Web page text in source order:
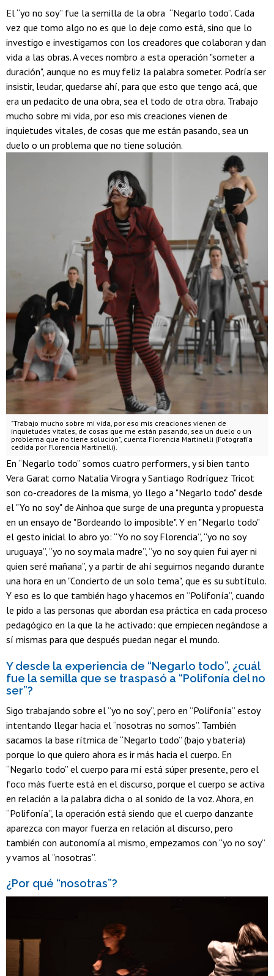
El “yo no soy” fue la semilla de la obra “Negarlo todo”. Cada
vez que tomo algo no es que lo deje como está, sino que lo
investigo e investigamos con los creadores que colaboran y dan
vida a las obras. A veces nombro a esta operación "someter a
duración", aunque no es muy feliz la palabra someter. Podría ser
insistir, leudar, quedarse ahí, para que esto que tengo acá, que
era un pedacito de una obra, sea el todo de otra obra. Trabajo
mucho sobre mi vida, por eso mis creaciones vienen de
inquietudes vitales, de cosas que me están pasando, sea un
duelo o un problema que no tiene solución.
"Trabajo mucho sobre mi vida, por eso mis creaciones vienen de
inquietudes vitales, de cosas que me están pasando, sea un duelo o un
problema que no tiene solución", cuenta Florencia Martinelli (Fotografía
cedida por Florencia Martinelli).
En “Negarlo todo” somos cuatro performers, y si bien tanto
Vera Garat como Natalia Virogra y Santiago Rodríguez Tricot
son co-creadores de la misma, yo llego a "Negarlo todo" desde
el "Yo no soy" de Ainhoa que surge de una pregunta y propuesta
en un ensayo de "Bordeando lo imposible". Y en "Negarlo todo"
el gesto inicial lo abro yo: “Yo no soy Florencia”, “yo no soy
uruguaya”, “yo no soy mala madre”, “yo no soy quien fui ayer ni
quien seré mañana”, y a partir de ahí seguimos negando durante
una hora en un "Concierto de un solo tema", que es su subtítulo.
Y eso es lo que también hago y hacemos en “Polifonía”, cuando
le pido a las personas que abordan esa práctica en cada proceso
pedagógico en la que la he activado: que empiecen negándose a
sí mismas para que después puedan negar el mundo.
Y desde la experiencia de “Negarlo todo”, ¿cuál
fue la semilla que se traspasó a “Polifonía del no
ser”?
Sigo trabajando sobre el “yo no soy”, pero en “Polifonía” estoy
intentando llegar hacia el “nosotras no somos”. También
sacamos la base rítmica de “Negarlo todo” (bajo y batería)
porque lo que quiero ahora es ir más hacia el cuerpo. En
“Negarlo todo” el cuerpo para mí está súper presente, pero el
foco más fuerte está en el discurso, porque el cuerpo se activa
en relación a la palabra dicha o al sonido de la voz. Ahora, en
“Polifonía”, la operación está siendo que el cuerpo danzante
aparezca con mayor fuerza en relación al discurso, pero
también con autonomía al mismo, empezamos con “yo no soy”
y vamos al “nosotras”.
¿Por qué “nosotras”?